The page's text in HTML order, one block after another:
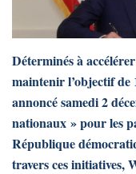
Déterminés à
maintenir l’objectif de
annoncé samedi 2
nationaux » pour les
République
travers ces initiatives,